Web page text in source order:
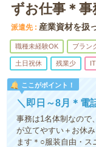
ずお仕事＊事
派遣先 産業資材を扱
職種未経験OK ブラン
土日祝休 残業少
ここがポイント！
＼即日～8月＊電
事務は1名体制なので
が立てやすい＋お休
ます＊○服装自由・